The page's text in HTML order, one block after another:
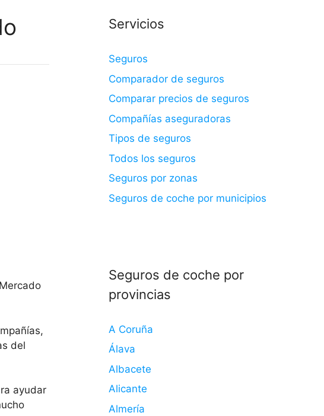
del
ayudar
Servicios
Seguros
Comparador de seguros
Comparar precios de seguros
Compañías aseguradoras
Tipos de seguros
Todos los seguros
Seguros por zonas
Seguros de coche por municipios
Seguros de coche por
provincias
A Coruña
Álava
Albacete
Alicante
Almería